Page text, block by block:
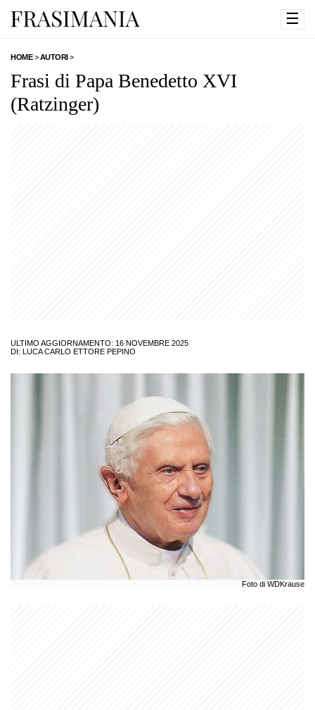
☰
HOME>AUTORI>
Frasi di Papa Benedetto XVI
(Ratzinger)
ULTIMO AGGIORNAMENTO: 16 NOVEMBRE 2025
DI: LUCA CARLO ETTORE PEPINO
Foto di WDKrause